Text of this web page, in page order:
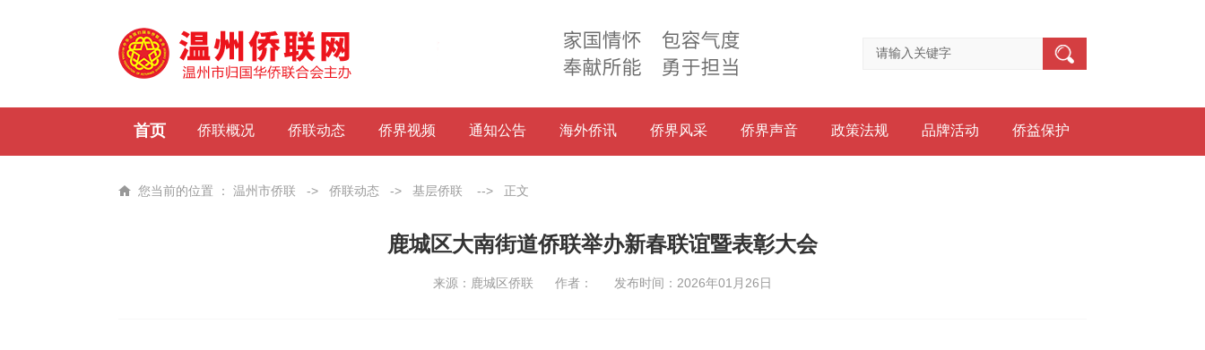
首页 侨联概况 侨联动态 侨界视频 通知公告 海外侨讯 侨界风采 侨界声音 政策法规 品牌活动 侨益保护
您当前的位置 ： 温州市侨联 -> 侨联动态 -> 基层侨联 --> 正文
鹿城区大南街道侨联举办新春联谊暨表彰大会
来源：鹿城区侨联 作者： 发布时间：2026年01月26日